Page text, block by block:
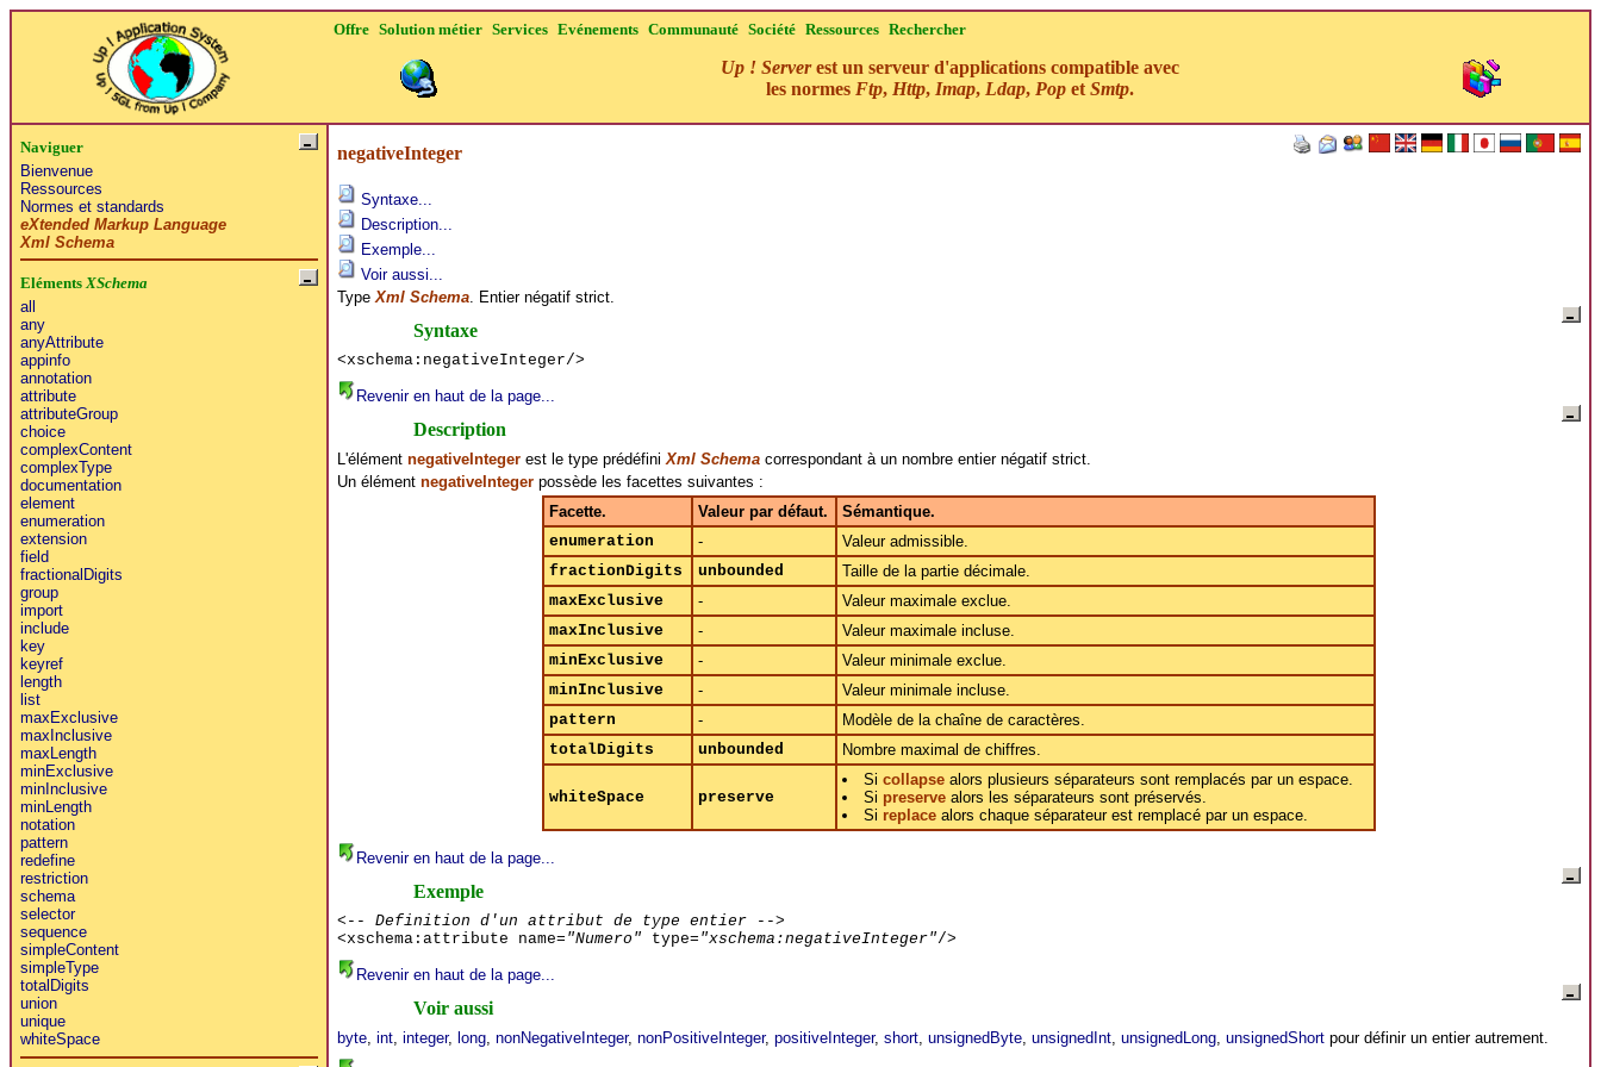
Offre Solution métier Services Evénements Communauté Société Ressources Rechercher
Up ! Serverest un serveur d'applications compatible avec
les normes Ftp, Http, Imap, Ldap, Pop et Smtp.
Naviguer
Bienvenue
Ressources
Normes et standards
eXtended Markup Language
Xml Schema
Eléments XSchema
all
any
anyAttribute
appinfo
annotation
attribute
attributeGroup
choice
complexContent
complexType
documentation
element
enumeration
extension
field
fractionalDigits
group
import
include
key
keyref
length
list
maxExclusive
maxInclusive
maxLength
minExclusive
minInclusive
minLength
notation
pattern
redefine
restriction
schema
selector
sequence
simpleContent
simpleType
totalDigits
union
unique
whiteSpace
negativeInteger
Syntaxe...
Description...
Exemple...
Voir aussi...
Type Xml Schema. Entier négatif strict.
Syntaxe
<xschema:negativeInteger/>
Revenir en haut de la page...
Description
L'élément negativeIntegerest le type prédéfini Xml Schemacorrespondant à un nombre entier négatif strict.
Un élément negativeIntegerpossède les facettes suivantes :
Facette.
Valeur par défaut.
Sémantique.
enumeration
-
Valeur admissible.
fractionDigits
unbounded
Taille de la partie décimale.
maxExclusive
-
Valeur maximale exclue.
maxInclusive
-
Valeur maximale incluse.
minExclusive
-
Valeur minimale exclue.
minInclusive
-
Valeur minimale incluse.
pattern
-
Modèle de la chaîne de caractères.
totalDigits
unbounded Nombre maximal de chiffres.
whiteSpace preserve
Sicollapse alors plusieurs séparateurs sont remplacés par un espace.
Si preserve alors les séparateurs sont préservés.
Si replace alors chaque séparateur est remplacé par un espace.
Revenir en haut de la page...
Exemple
<-- Definition d'un attribut de type entier -->
<xschema:attribute name= "Numero" type= "xschema:negativeInteger"/>
Revenir en haut de la page...
Voir aussi
byte, int, integer, long, nonNegativeInteger, nonPositiveInteger, positiveInteger, short, unsignedByte, unsignedInt, unsignedLong, unsignedShortpour définir un entier autrement.